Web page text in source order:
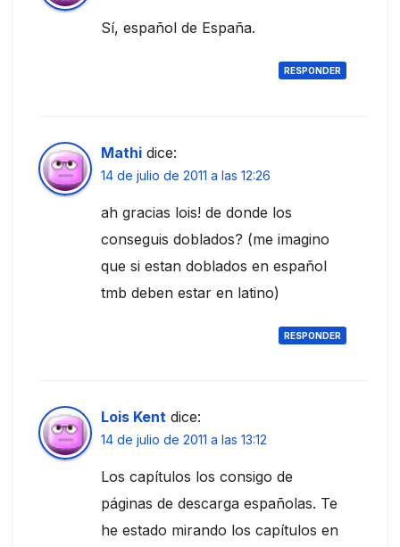
Sí, español de España.
RESPONDER
Mathi dice:
14 de julio de 2011 a las 12:26
ah gracias lois! de donde los
conseguis doblados? (me imagino
que si estan doblados en español
tmb deben estar en latino)
RESPONDER
Lois Kent dice:
14 de julio de 2011 a las 13:12
Los capítulos los consigo de
páginas de descarga españolas. Te
he estado mirando los capítulos en